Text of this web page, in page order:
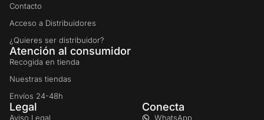
Contacto
Acceso a Distribuidores
¿Quieres ser distribuidor?
Atención al consumidor
Recogida en tienda
Nuestras tiendas
Envíos 24-48h
Legal
Aviso Legal
Conecta
WhatsApp